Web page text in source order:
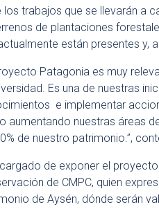
los trabajos que se llevarán a
de plantaciones
están presentes y,
Patagonia es muy
Es una de nuestras
e implementar
aumentando nuestras áreas
de nuestro patrimonio.”,
de exponer el
de CMPC, quien
de Aysén, dónde serán